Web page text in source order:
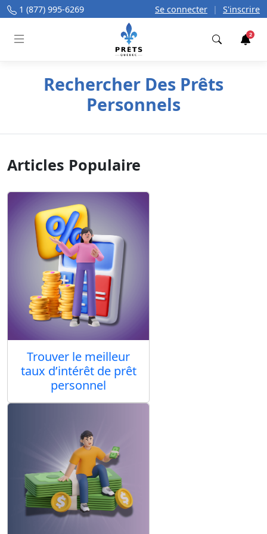
1 (877) 995-6269 Se connecter | S'inscrire
2
Rechercher Des Prêts
Personnels
Articles Populaire
Trouver le meilleur
taux d’intérêt de prêt
personnel